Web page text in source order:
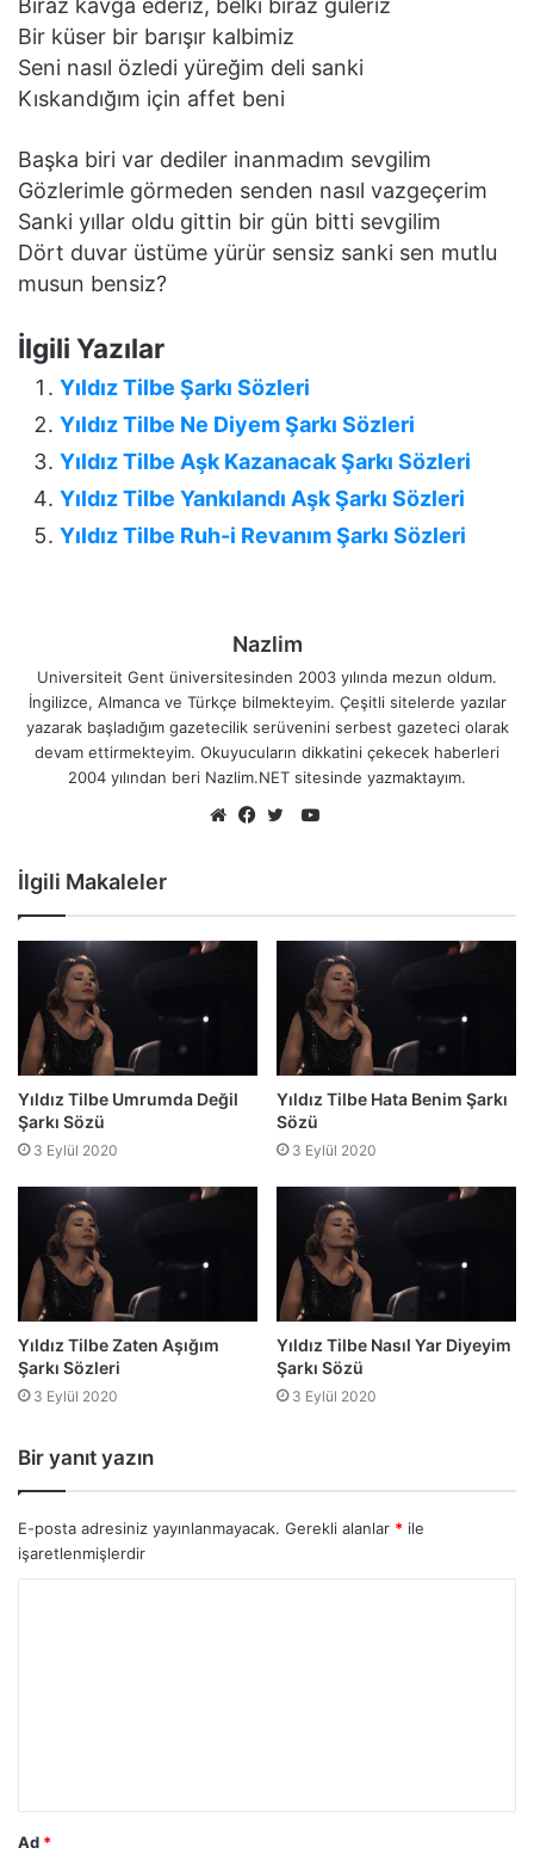
Biraz kavga ederiz, belki biraz güleriz
Bir küser bir barışır kalbimiz
Seni nasıl özledi yüreğim deli sanki
Kıskandığım için affet beni
Başka biri var dediler inanmadım sevgilim
Gözlerimle görmeden senden nasıl vazgeçerim
Sanki yıllar oldu gittin bir gün bitti sevgilim
Dört duvar üstüme yürür sensiz sanki sen mutlu
musun bensiz?
İlgili Yazılar
Yıldız Tilbe Şarkı Sözleri
Yıldız Tilbe Ne Diyem Şarkı Sözleri
Yıldız Tilbe Aşk Kazanacak Şarkı Sözleri
Yıldız Tilbe Yankılandı Aşk Şarkı Sözleri
Yıldız Tilbe Ruh-i Revanım Şarkı Sözleri
Nazlim
Universiteit Gent üniversitesinden 2003 yılında mezun oldum.
İngilizce, Almanca ve Türkçe bilmekteyim. Çeşitli sitelerde yazılar
yazarak başladığım gazetecilik serüvenini serbest gazeteci olarak
devam ettirmekteyim. Okuyucuların dikkatini çekecek haberleri
2004 yılından beri Nazlim.NET sitesinde yazmaktayım.
YouTube
İlgili Makaleler
Yıldız Tilbe Umrumda Değil
Şarkı Sözü
3 Eylül 2020
Yıldız Tilbe Hata Benim Şarkı
Sözü
3 Eylül 2020
Yıldız Tilbe Zaten Aşığım
Şarkı Sözleri
3 Eylül 2020
Yıldız Tilbe Nasıl Yar Diyeyim
Şarkı Sözü
3 Eylül 2020
Bir yanıt yazın
E-posta adresiniz yayınlanmayacak. Gerekli alanlar * ile
işaretlenmişlerdir
Ad *